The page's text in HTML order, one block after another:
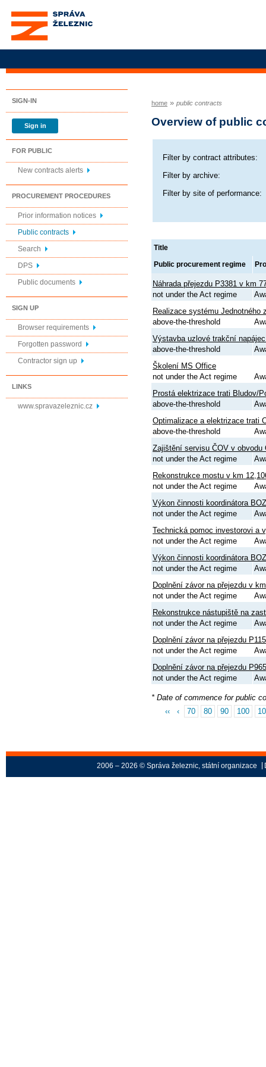
Správa železnic, státní
organizace
SIGN-IN
Sign in
FOR PUBLIC
New contracts alerts
PROCUREMENT PROCEDURES
Prior information notices
Public contracts
Search
DPS
Public documents
SIGN UP
Browser requirements
Forgotten password
Contractor sign up
LINKS
www.spravazeleznic.cz
home » public contracts
Overview of public
Filter by contract attributes:
Filter by archive:
Filter by site of performance:
Title
Public procurement regime
Náhrada přejezdu P3381 v km
not under the Act regime
Realizace systému Jednotného
above-the-threshold
Výstavba uzlové trakční
above-the-threshold
Školení MS Office
not under the Act regime
Prostá elektrizace trati Bludov/
above-the-threshold
Optimalizace a elektrizace trati
above-the-threshold
Zajištění servisu ČOV v obvodu
not under the Act regime
Rekonstrukce mostu v km
not under the Act regime
Výkon činnosti koordinátora
not under the Act regime
Technická pomoc investorovi a
not under the Act regime
Výkon činnosti koordinátora
not under the Act regime
Doplnění závor na přejezdu v
not under the Act regime
Rekonstrukce nástupiště na
not under the Act regime
Doplnění závor na přejezdu
not under the Act regime
Doplnění závor na přejezdu
not under the Act regime
* Date of commence for public
‹‹
‹ 70 80 90 100
2006 – 2026 © Správa železnic, státní organizace